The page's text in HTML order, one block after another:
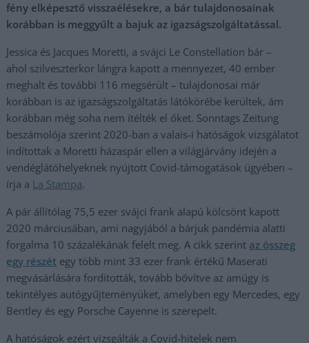
fény elképesztő visszaélésekre, a bár tulajdonosainak
korábban is meggyűlt a bajuk az igazságszolgáltatással.
Jessica és Jacques Moretti, a svájci Le Constellation bár –
ahol szilveszterkor lángra kapott a mennyezet, 40 ember
meghalt és további 116 megsérült – tulajdonosai már
korábban is az igazságszolgáltatás látókörébe kerültek, ám
korábban még soha nem ítélték el őket. Sonntags Zeitung
beszámolója szerint 2020-ban a valais-i hatóságok vizsgálatot
indítottak a Moretti házaspár ellen a világjárvány idején a
vendéglátóhelyeknek nyújtott Covid-támogatások ügyében –
írja a La Stampa.
A pár állítólag 75,5 ezer svájci frank alapú kölcsönt kapott
2020 márciusában, ami nagyjából a bárjuk pandémia alatti
forgalma 10 százalékának felelt meg. A cikk szerint az összeg
egy részét egy több mint 33 ezer frank értékű Maserati
megvásárlására fordították, tovább bővítve az amúgy is
tekintélyes autógyűjteményüket, amelyben egy Mercedes, egy
Bentley és egy Porsche Cayenne is szerepelt.
A hatóságok ezért vizsgálták a Covid-hitelek nem